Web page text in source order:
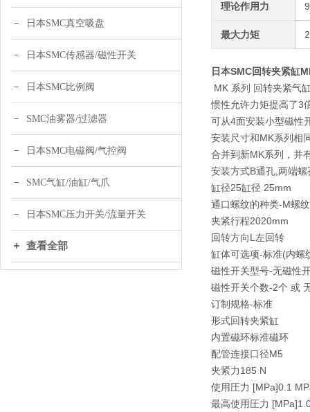
日本SMC真空吸盘
日本SMC传感器/磁性开关
日本SMC比例阀
SMC油雾器/过滤器
日本SMC电磁阀/气控阀
SMC气缸/油缸/气爪
日本SMC压力开关/流量开关
查看全部
理论作用力
最大力矩
日本SMC回转夹紧缸
MK 系列 回转夹紧气
惯性允许力矩提高了3
可从4面安装小型磁性
安装尺寸和MK系列相
合并到新MK系列，并
安装方式B通孔,两端
缸径25缸径 25mm
通口螺纹的种类-M螺
夹紧行程2020mm
回转方向L左回转
缸体可选项-标准(内螺
磁性开关型号-无磁性
磁性开关个数-2个 或
订制规格-标准
形式回转夹紧缸
内置磁环标准磁环
配管连接口径M5
夹紧力185 N
使用圧力 [MPa]0.1
最高使用圧力